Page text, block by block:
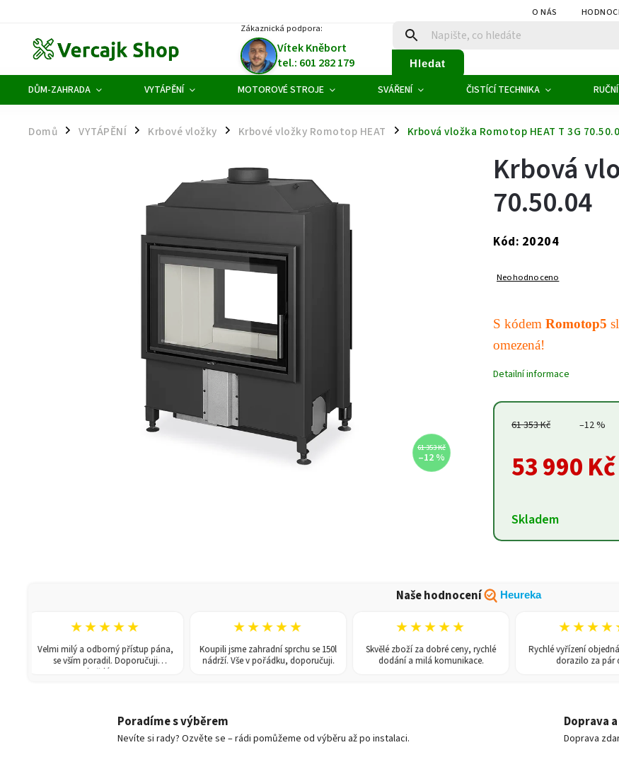
O NÁS
Zákaznická podpora:
Vítek Kněbort
tel.: 601 282 179
Hledat
DŮM-ZAHRADA VYTÁPĚNÍ MOTOROVÉ STROJE SVÁŘENÍ ČISTÍCÍ TECHNIKA
Domů / VYTÁPĚNÍ / Krbové vložky / Krbové vložky Romotop HEAT / Krbová vložka Romotop HEAT T 3G
61 353 Kč
–12 %
61 353 Kč –12 %
53 990 Kč
Skladem
Krbová
70.50.04
Kód: 20204
Neohodnoceno
S kódem Romotop5
omezená!
Detailní informace
Naše hodnocení Heureka
★★★★★
Velmi milý a odborný přístup pána,
se vším poradil. Doporučuji
každému!
★★★★★
Koupili jsme zahradní sprchu se 150l
nádrží. Vše v pořádku, doporučuji.
★★★★★
Skvělé zboží za dobré ceny, rychlé
dodání a milá komunikace.
★★★★★
Rychlé vyřízení objednávky,
dorazilo za pár dní.
Poradíme s výběrem
Nevíte si rady? Ozvěte se – rádi pomůžeme od výběru až po instalaci.
Doprava
Doprava